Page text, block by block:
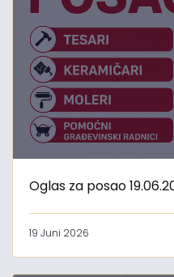
Oglas za posao
19 Juni 2026